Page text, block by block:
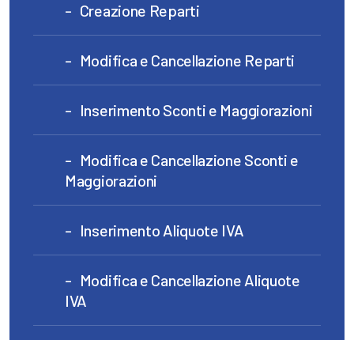
Creazione Reparti
Modifica e Cancellazione Reparti
Inserimento Sconti e Maggiorazioni
Modifica e Cancellazione Sconti e
Maggiorazioni
Inserimento Aliquote IVA
Modifica e Cancellazione Aliquote
IVA